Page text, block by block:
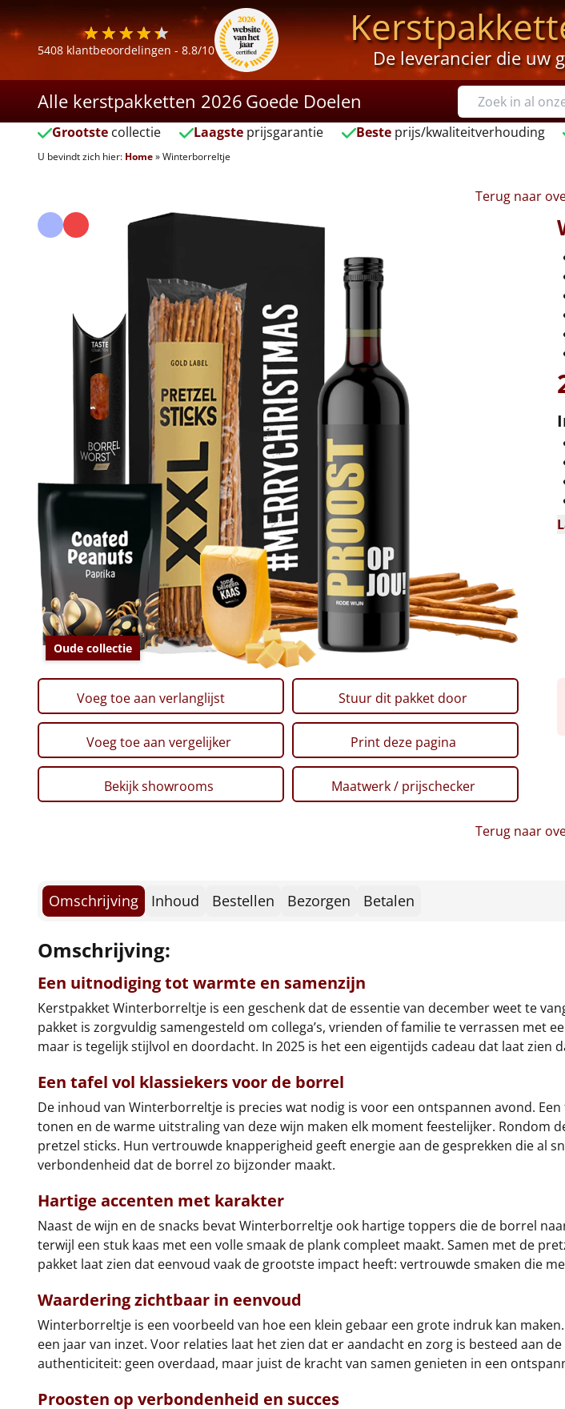
5408 klantbeoordelingen - 8.8/10
De leverancier die uw
Alle kerstpakketten 2026 Goede Doelen
Grootste collectie Laagsteprijsgarantie Besteprijs/kwaliteitverhouding
U bevindt zich hier: Home»Winterborreltje
Terug naar
Oude collectie
Voeg toe aan verlanglijst Stuur dit pakket door
Voeg toe aan vergelijker Print deze pagina
Bekijk showrooms Maatwerk / prijschecker
Terug naar
Omschrijving Inhoud Bestellen Bezorgen Betalen
Omschrijving:
Een uitnodiging tot warmte en samenzijn
Kerstpakket Winterborreltje is een geschenk dat de essentie van december weet te
pakket is zorgvuldig samengesteld om collega’s, vrienden of familie te verrassen
maar is tegelijk stijlvol en doordacht. In 2025 is het een eigentijds cadeau dat laat
Een tafel vol klassiekers voor de borrel
De inhoud van Winterborreltje is precies wat nodig is voor een ontspannen avond.
tonen en de warme uitstraling van deze wijn maken elk moment feestelijker. Rondom
pretzel sticks. Hun vertrouwde knapperigheid geeft energie aan de gesprekken die al
verbondenheid dat de borrel zo bijzonder maakt.
Hartige accenten met karakter
Naast de wijn en de snacks bevat Winterborreltje ook hartige toppers die de borrel
terwijl een stuk kaas met een volle smaak de plank compleet maakt. Samen met de
pakket laat zien dat eenvoud vaak de grootste impact heeft: vertrouwde smaken die
Waardering zichtbaar in eenvoud
Winterborreltje is een voorbeeld van hoe een klein gebaar een grote indruk kan
een jaar van inzet. Voor relaties laat het zien dat er aandacht en zorg is besteed aan
authenticiteit: geen overdaad, maar juist de kracht van samen genieten in een
Proosten op verbondenheid en succes